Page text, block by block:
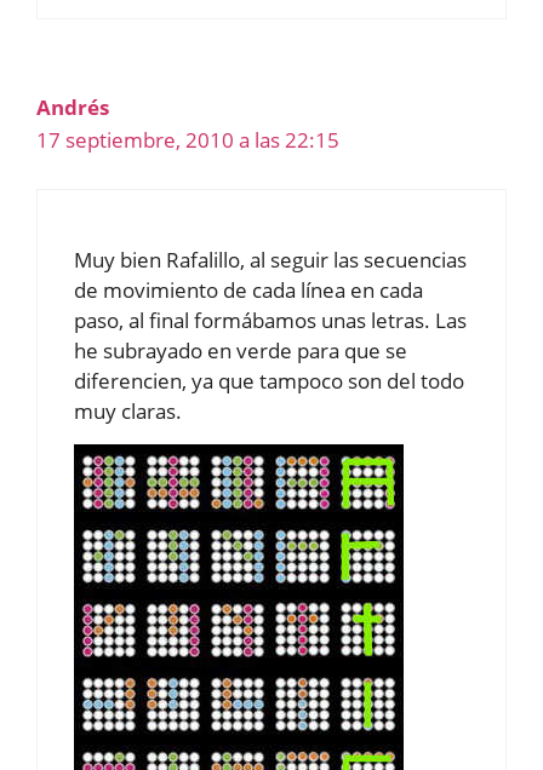
Andrés
17 septiembre, 2010 a las 22:15
Muy bien Rafalillo, al seguir las secuencias
de movimiento de cada línea en cada
paso, al final formábamos unas letras. Las
he subrayado en verde para que se
diferencien, ya que tampoco son del todo
muy claras.